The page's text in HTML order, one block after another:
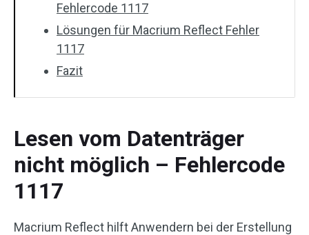
Fehlercode 1117
Lösungen für Macrium Reflect Fehler
1117
Fazit
Lesen vom Datenträger
nicht möglich – Fehlercode
1117
Macrium Reflect hilft Anwendern bei der Erstellung